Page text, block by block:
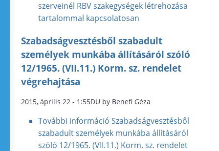
szerveinél RBV szakegységek létrehozása
tartalommal kapcsolatosan
Szabadságvesztésből szabadult
személyek munkába állításáról szóló
12/1965. (VII.11.) Korm. sz. rendelet
végrehajtása
2015, április 22 - 1:55DU by Benefi Géza
További információ Szabadságvesztésből
szabadult személyek munkába állításáról
szóló 12/1965. (VII.11.) Korm. sz. rendelet